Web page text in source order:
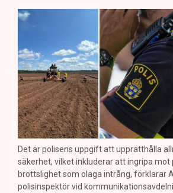
Det är polisens uppgift att upprätthålla
säkerhet, vilket inkluderar att ingripa mot
brottslighet som olaga intrång, förklarar
polisinspektör vid